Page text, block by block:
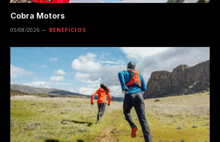
Cobra Motors
05/08/2026 BENEFICIOS